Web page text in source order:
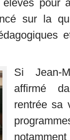
pour
sur la
Si Jean-
affirmé
rentrée sa